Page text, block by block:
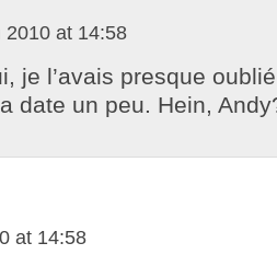
2010 at 14:58
je l’avais presque
date un peu. Hein,
at 14:58